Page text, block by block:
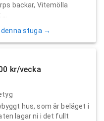
backar, Vitemölla
stuga →
kr/vecka
hus, som är beläget i
lagar ni i det fullt